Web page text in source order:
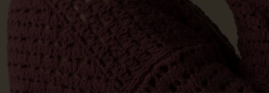
SHOP THE LOOK